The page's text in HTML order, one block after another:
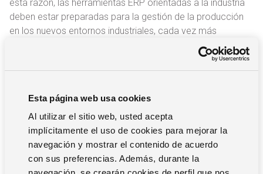
Esta página web usa cookies
Al utilizar el sitio web, usted acepta
implícitamente el uso de cookies para mejorar la
navegación y mostrar el contenido de acuerdo
con sus preferencias. Además, durante la
esta razón, las herramientas ERP orientadas a la industria
deben estar preparadas para la gestión de la producción
en los nuevos entornos industriales, cada vez más
capturan datos físicos y se conectan con nuestra
respuestas inmediatas y automatizadas.